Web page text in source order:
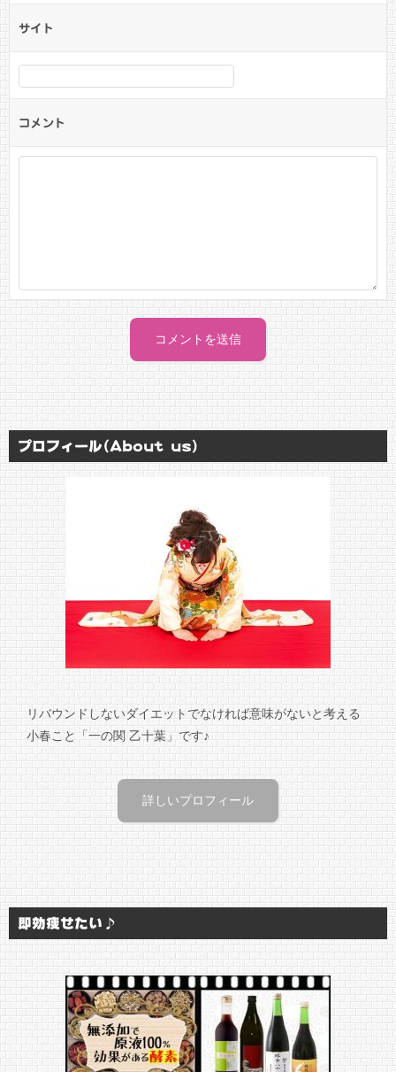
サイト
コメント
プロフィール(About us)
リバウンドしないダイエットでなければ意味がないと考える
小春こと「一の関 乙十葉」です♪
詳しいプロフィール
即効痩せたい♪